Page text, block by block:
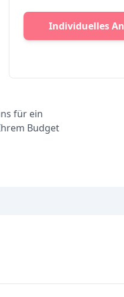
Individuelles
für ein
Budget